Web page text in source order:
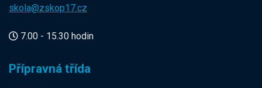
skola@zskop17.cz
7.00 - 15.30 hodin
Přípravná třída